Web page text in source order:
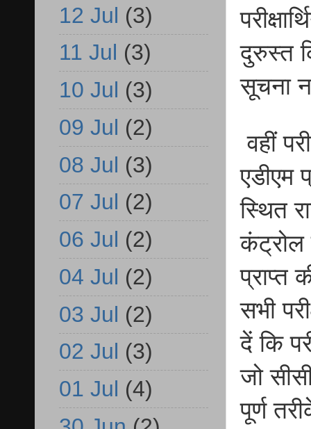
दुरुस्त
सूचना
वहीं
एडीएम
स्थित
कंट्रोल
प्राप्त
सभी
दें कि
जो
पूर्ण
12 Jul (3)
11 Jul (3)
10 Jul (3)
09 Jul (2)
08 Jul (3)
07 Jul (2)
06 Jul (2)
04 Jul (2)
03 Jul (2)
02 Jul (3)
01 Jul (4)